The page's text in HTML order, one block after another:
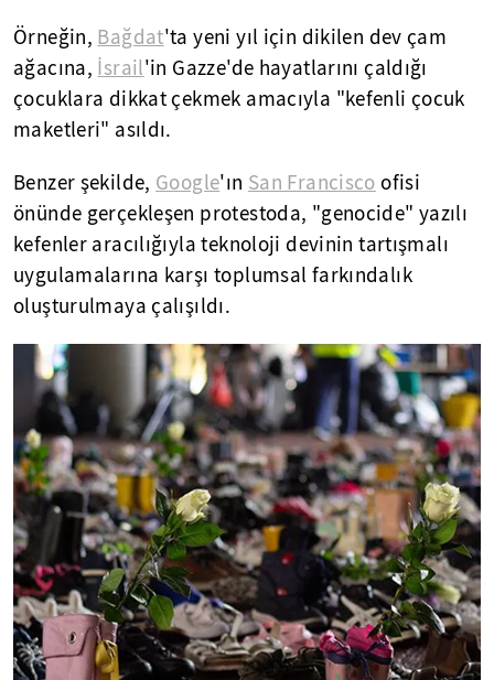
Örneğin, Bağdat'ta yeni yıl için dikilen dev çam
ağacına, İsrail'in Gazze'de hayatlarını çaldığı
çocuklara dikkat çekmek amacıyla "kefenli çocuk
maketleri" asıldı.
Benzer şekilde, Google'ın San Francisco ofisi
önünde gerçekleşen protestoda, "genocide" yazılı
kefenler aracılığıyla teknoloji devinin tartışmalı
uygulamalarına karşı toplumsal farkındalık
oluşturulmaya çalışıldı.